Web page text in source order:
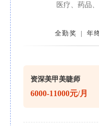
医疗、药品
全勤奖 年
资深美甲美睫师
6000-11000元/月